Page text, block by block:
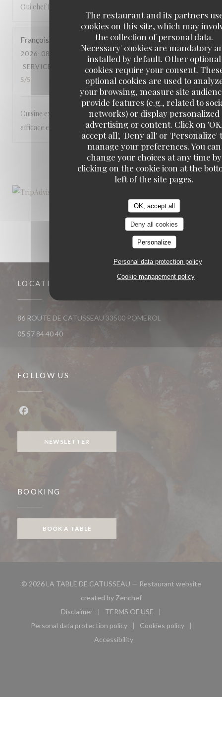
The restaurant and its partners
cookies on this site, which may
the collection of personal data.
'Necessary' cookies are mandatory
installed by default. Other optional
cookies require your consent.
optional cookies are used to
your browsing, measure site
provide features (e.g., related to
networks) or display personalized
advertising or content. Click on
accept all', 'Deny all' or 'Personalize'
manage your preferences. You can
change your choices at any time by
clicking on the cookie icon at the
left of the site pages.
OK, accept all
Deny all cookies
Personalize
Personal data protection policy
Cookie management policy
Oui chef fantastique et les serveurs très gentils
François
2026-08-04
- 20:00 - GUESTS 2
SERVICE
AMBIANCE FOOD
5/5
Cuisine excellente, inventive et bien présentée; service
efficace et sympathique.
1 2 3
LOCATION
86 ROUTE DE CATUSSEAU 33500 POMEROL
05 57 84 40 40
FOLLOW US
NEWSLETTER
BOOKING
BOOK A TABLE
© 2026 LA TABLE DE CATUSSEAU — Restaurant website
created by Zenchef((opens in a new window))
Disclaimer
((opens in a new window))
TERMS OF USE
((opens in a new window))
Personal data protection policy
((opens in a new window))
Cookies policy
((opens in a new
Accessibility
((opens in a new window))